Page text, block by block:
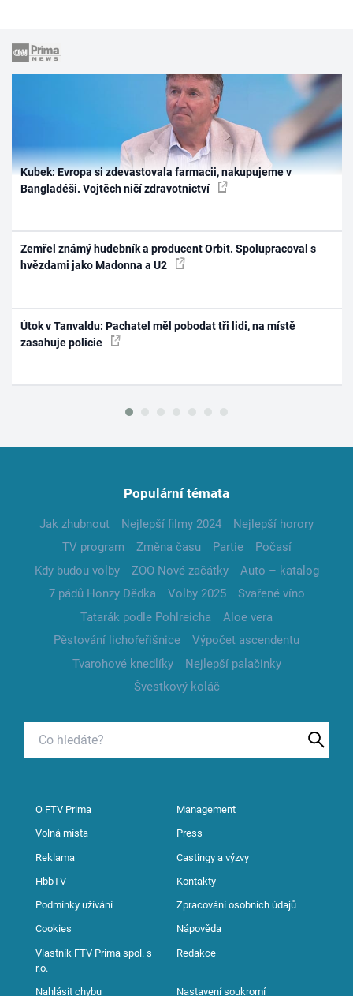
Kubek: Evropa si zdevastovala farmacii, nakupujeme v
Bangladéši. Vojtěch ničí zdravotnictví
Zemřel známý hudebník a producent Orbit. Spolupracoval s
hvězdami jako Madonna a U2
Útok v Tanvaldu: Pachatel měl pobodat tři lidi, na místě
zasahuje policie
Populární témata
Jak zhubnout Nejlepší filmy 2024
Nejlepší horory
TV program
Změna času Partie
Počasí
Kdy budou volby
ZOO Nové začátky
Auto – katalog
7 pádů Honzy Dědka
Volby 2025
Svařené víno
Tatarák podle Pohlreicha
Aloe vera
Pěstování lichořeřišnice
Výpočet ascendentu
Tvarohové knedlíky
Nejlepší palačinky
Švestkový koláč
O FTV Prima Management
Volná místa Press
Reklama Castingy a výzvy
HbbTV Kontakty
Podmínky užívání Zpracování osobních údajů
Cookies Nápověda
Vlastník FTV Prima spol. s
r.o.
Redakce
Nahlásit chybu Nastavení soukromí